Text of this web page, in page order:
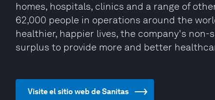
homes, hospitals, clinics and a range of
62,000 people in operations around the
healthier, happier lives, the company's
surplus to provide more and better
Visite el sitio web de Sanitas